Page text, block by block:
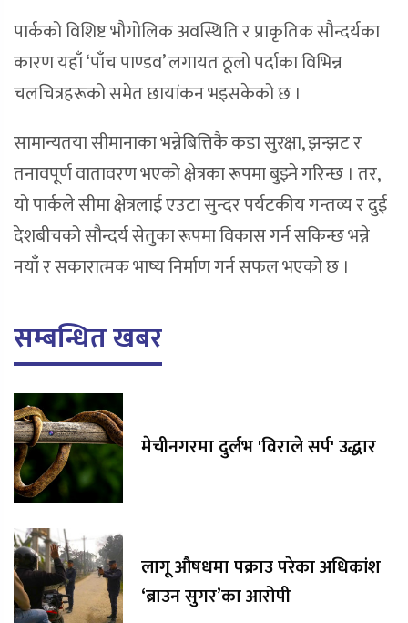
पार्कको विशिष्ट भौगोलिक अवस्थिति र प्राकृतिक सौन्दर्यका
कारण यहाँ ‘पाँच पाण्डव’ लगायत ठूलो पर्दाका विभिन्न
चलचित्रहरूको समेत छायांकन भइसकेको छ ।
सामान्यतया सीमानाका भन्नेबित्तिकै कडा सुरक्षा, झन्झट र
तनावपूर्ण वातावरण भएको क्षेत्रका रूपमा बुझ्ने गरिन्छ । तर,
यो पार्कले सीमा क्षेत्रलाई एउटा सुन्दर पर्यटकीय गन्तव्य र दुई
देशबीचको सौन्दर्य सेतुका रूपमा विकास गर्न सकिन्छ भन्ने
नयाँ र सकारात्मक भाष्य निर्माण गर्न सफल भएको छ ।
सम्बन्धित खबर
मेचीनगरमा दुर्लभ 'विराले सर्प' उद्धार
लागू औषधमा पक्राउ परेका अधिकांश
‘ब्राउन सुगर’का आरोपी